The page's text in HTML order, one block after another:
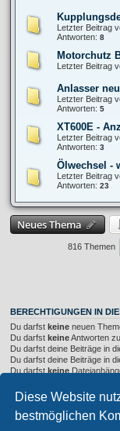
Diese Website
bestmöglichen
Letzter Beitrag
Antworten: 8
Motorchutz
Letzter Beitrag
Anlasser
Letzter Beitrag
Antworten: 5
XT600E -
Letzter Beitrag
Antworten: 3
Ölwechsel -
Letzter Beitrag
Antworten: 23
Neues Thema
816 Themen
BERECHTIGUNGEN IN
Du darfst keine neuen
Du darfst keineAntworten
Du darfst deine Beiträge in
Du darfst deine Beiträge in
Du darfst keine
Foren-Übersicht